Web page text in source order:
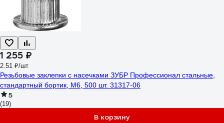
1 255 ₽
2.51 ₽/шт
Резьбовые заклепки с насечками ЗУБР Профессионал стальные,
стандартный бортик, М6, 500 шт. 31317-06
5
(19)
В корзину